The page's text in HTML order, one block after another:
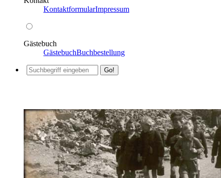
KontaktformularImpressum
Gästebuch
GästebuchBuchbestellung